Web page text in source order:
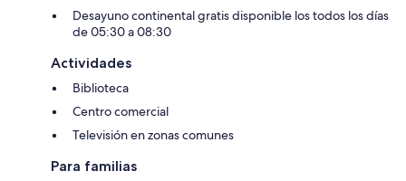
Desayuno continental gratis disponible los todos los días
de 05:30 a 08:30
Actividades
Biblioteca
Centro comercial
Televisión en zonas comunes
Para familias